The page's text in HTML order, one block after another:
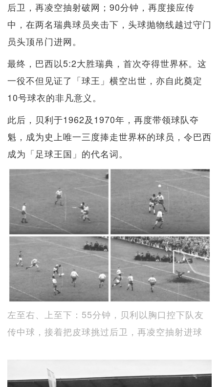
后卫，再凌空抽射破网；90分钟，再度接应传
中，在两名瑞典球员夹击下，头球抛物线越过守门
员头顶吊门进网。
最终，巴西以5:2大胜瑞典，首次夺得世界杯。这
一役不但见证了「球王」横空出世，亦自此奠定
10号球衣的非凡意义。
此后，贝利于1962及1970年，再度带领球队夺
魁，成为史上唯一三度捧走世界杯的球员，令巴西
成为「足球王国」的代名词。
左至右、上至下：55分钟，贝利以胸口控下队友
传中球，接着把皮球挑过后卫，再凌空抽射进球